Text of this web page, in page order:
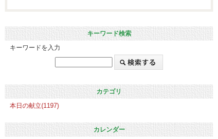
キーワード検索
キーワードを入力
カテゴリ
本日の献立(1197)
カレンダー